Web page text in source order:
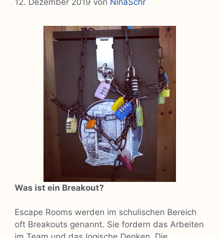
Was ist ein Breakout?
Escape Rooms werden im schulischen Bereich
oft Breakouts genannt. Sie fordern das Arbeiten